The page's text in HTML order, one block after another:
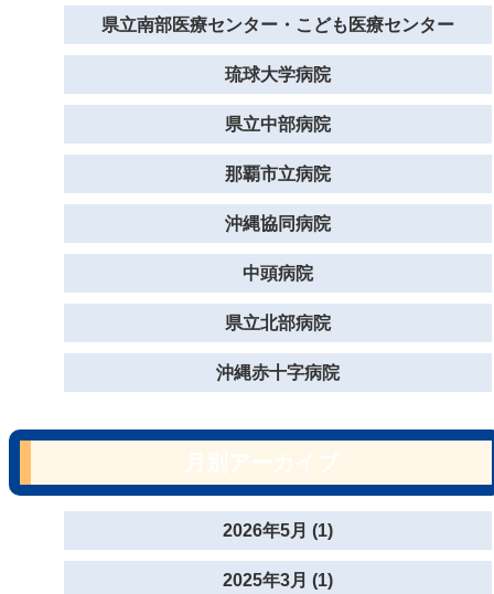
県立南部医療センター・こども医療センター
琉球大学病院
県立中部病院
那覇市立病院
沖縄協同病院
中頭病院
県立北部病院
沖縄赤十字病院
2026年5月 (1)
2025年3月 (1)